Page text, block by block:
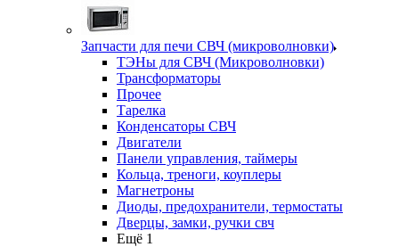
Запчасти для печи СВЧ (микроволновки)
ТЭНы для СВЧ (Микроволновки)
Трансформаторы
Прочее
Тарелка
Конденсаторы СВЧ
Двигатели
Панели управления, таймеры
Кольца, треноги, коуплеры
Магнетроны
Диоды, предохранители, термостаты
Дверцы, замки, ручки свч
Ещё 1